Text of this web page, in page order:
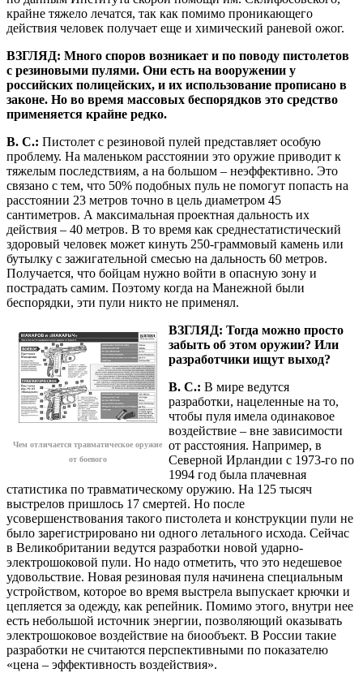
крайне тяжело лечатся, так как помимо проникающего
действия человек получает еще и химический раневой ожог.
ВЗГЛЯД: Много споров возникает и по поводу пистолетов
с резиновыми пулями. Они есть на вооружении у
российских полицейских, и их использование прописано в
законе. Но во время массовых беспорядков это средство
применяется крайне редко.
В. С.: Пистолет с резиновой пулей представляет особую
проблему. На маленьком расстоянии это оружие приводит к
тяжелым последствиям, а на большом – неэффективно. Это
связано с тем, что 50% подобных пуль не помогут попасть на
расстоянии 23 метров точно в цель диаметром 45
сантиметров. А максимальная проектная дальность их
действия – 40 метров. В то время как среднестатистический
здоровый человек может кинуть 250-граммовый камень или
бутылку с зажигательной смесью на дальность 60 метров.
Получается, что бойцам нужно войти в опасную зону и
пострадать самим. Поэтому когда на Манежной были
беспорядки, эти пули никто не применял.
Чем отличается травматическое оружие
от боевого
ВЗГЛЯД: Тогда можно просто
забыть об этом оружии? Или
разработчики ищут выход?
В. С.: В мире ведутся
разработки, нацеленные на то,
чтобы пуля имела одинаковое
воздействие – вне зависимости
от расстояния. Например, в
Северной Ирландии с 1973-го по
1994 год была плачевная
статистика по травматическому оружию. На 125 тысяч
выстрелов пришлось 17 смертей. Но после
усовершенствования такого пистолета и конструкции пули не
было зарегистрировано ни одного летального исхода. Сейчас
в Великобритании ведутся разработки новой ударно-
электрошоковой пули. Но надо отметить, что это недешевое
удовольствие. Новая резиновая пуля начинена специальным
устройством, которое во время выстрела выпускает крючки и
цепляется за одежду, как репейник. Помимо этого, внутри нее
есть небольшой источник энергии, позволяющий оказывать
электрошоковое воздействие на биообъект. В России такие
разработки не считаются перспективными по показателю
«цена – эффективность воздействия».